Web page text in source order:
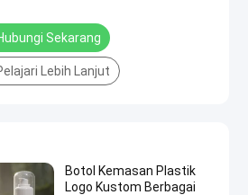
Sekarang
Lebih Lanjut
Botol Kemasan Plastik
Logo Kustom Berbagai